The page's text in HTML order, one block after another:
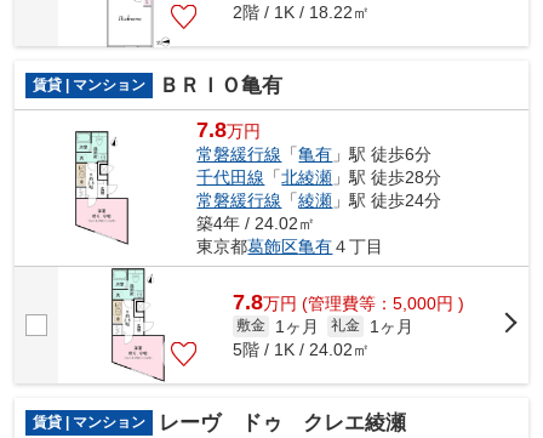
2階 / 1K / 18.22㎡
賃貸 | マンション ＢＲＩＯ亀有
7.8万円
常磐緩行線 「亀有 」駅 徒歩6分
千代田線 「北綾瀬 」駅 徒歩28分
常磐緩行線 「綾瀬 」駅 徒歩24分
築4年 / 24.02㎡
東京都葛飾区亀有４丁目
7.8万円 (管理費等：5,000円 )
敷金 1ヶ月 礼金
1ヶ月
5階 / 1K / 24.02㎡
賃貸 | マンション レーヴ ドゥ クレエ綾瀬